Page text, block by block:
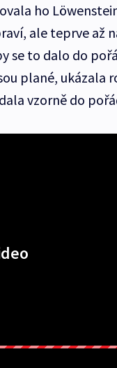
ho
ale teprve až
se to dalo do
plané, ukázala
vzorně do